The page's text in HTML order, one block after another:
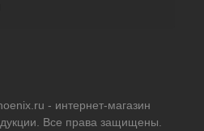
- интернет-магазин
Все права защищены.